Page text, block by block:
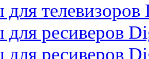
для телевизоров
для ресиверов
для ресиверов